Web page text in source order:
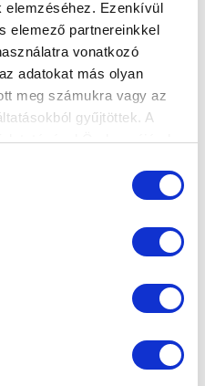
elemzéséhez. Ezenkívül
elemező partnereinkkel
vonatkozó
adatokat más olyan
meg számukra vagy az
gyűjtöttek. A
Ön hozzájárul a
tájékoztatót!